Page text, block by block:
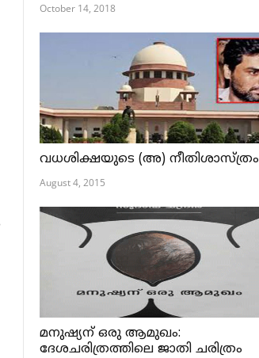
October 14, 2018
വധശിക്ഷയുടെ (അ) നീതിശാസ്ത്രം
August 4, 2015
മനുഷ്യന് ഒരു ആമുഖം:
ദേശചരിത്രത്തിലെ ജാതി ചരിത്രം